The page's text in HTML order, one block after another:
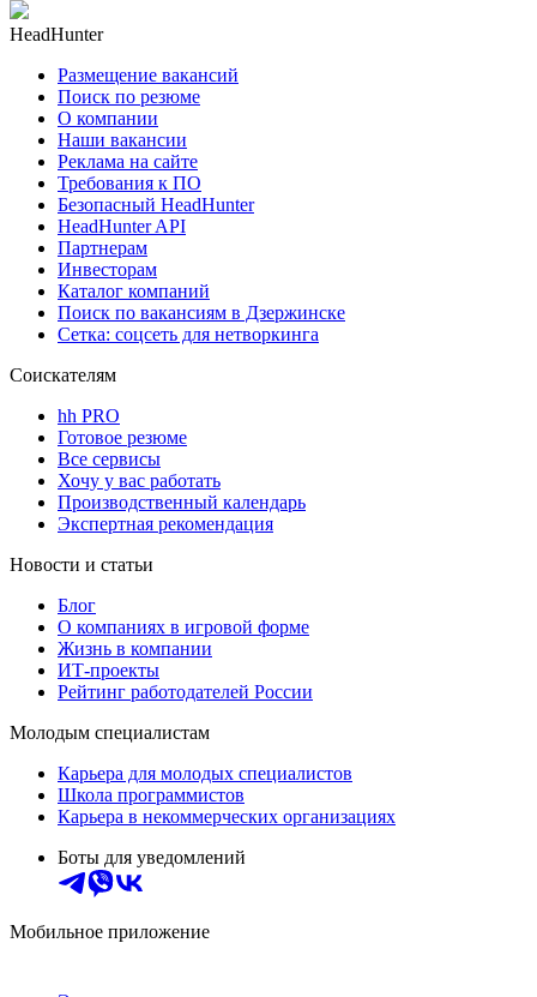
HeadHunter
Размещение вакансий
Поиск по резюме
О компании
Наши вакансии
Реклама на сайте
Требования к ПО
Безопасный HeadHunter
HeadHunter API
Партнерам
Инвесторам
Каталог компаний
Поиск по вакансиям в Дзержинске
Сетка: соцсеть для нетворкинга
Соискателям
hh PRO
Готовое резюме
Все сервисы
Хочу у вас работать
Производственный календарь
Экспертная рекомендация
Новости и статьи
Блог
О компаниях в игровой форме
Жизнь в компании
ИТ-проекты
Рейтинг работодателей России
Молодым специалистам
Карьера для молодых специалистов
Школа программистов
Карьера в некоммерческих организациях
Боты для уведомлений
Мобильное приложение